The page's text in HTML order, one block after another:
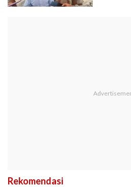
Rekomendasi